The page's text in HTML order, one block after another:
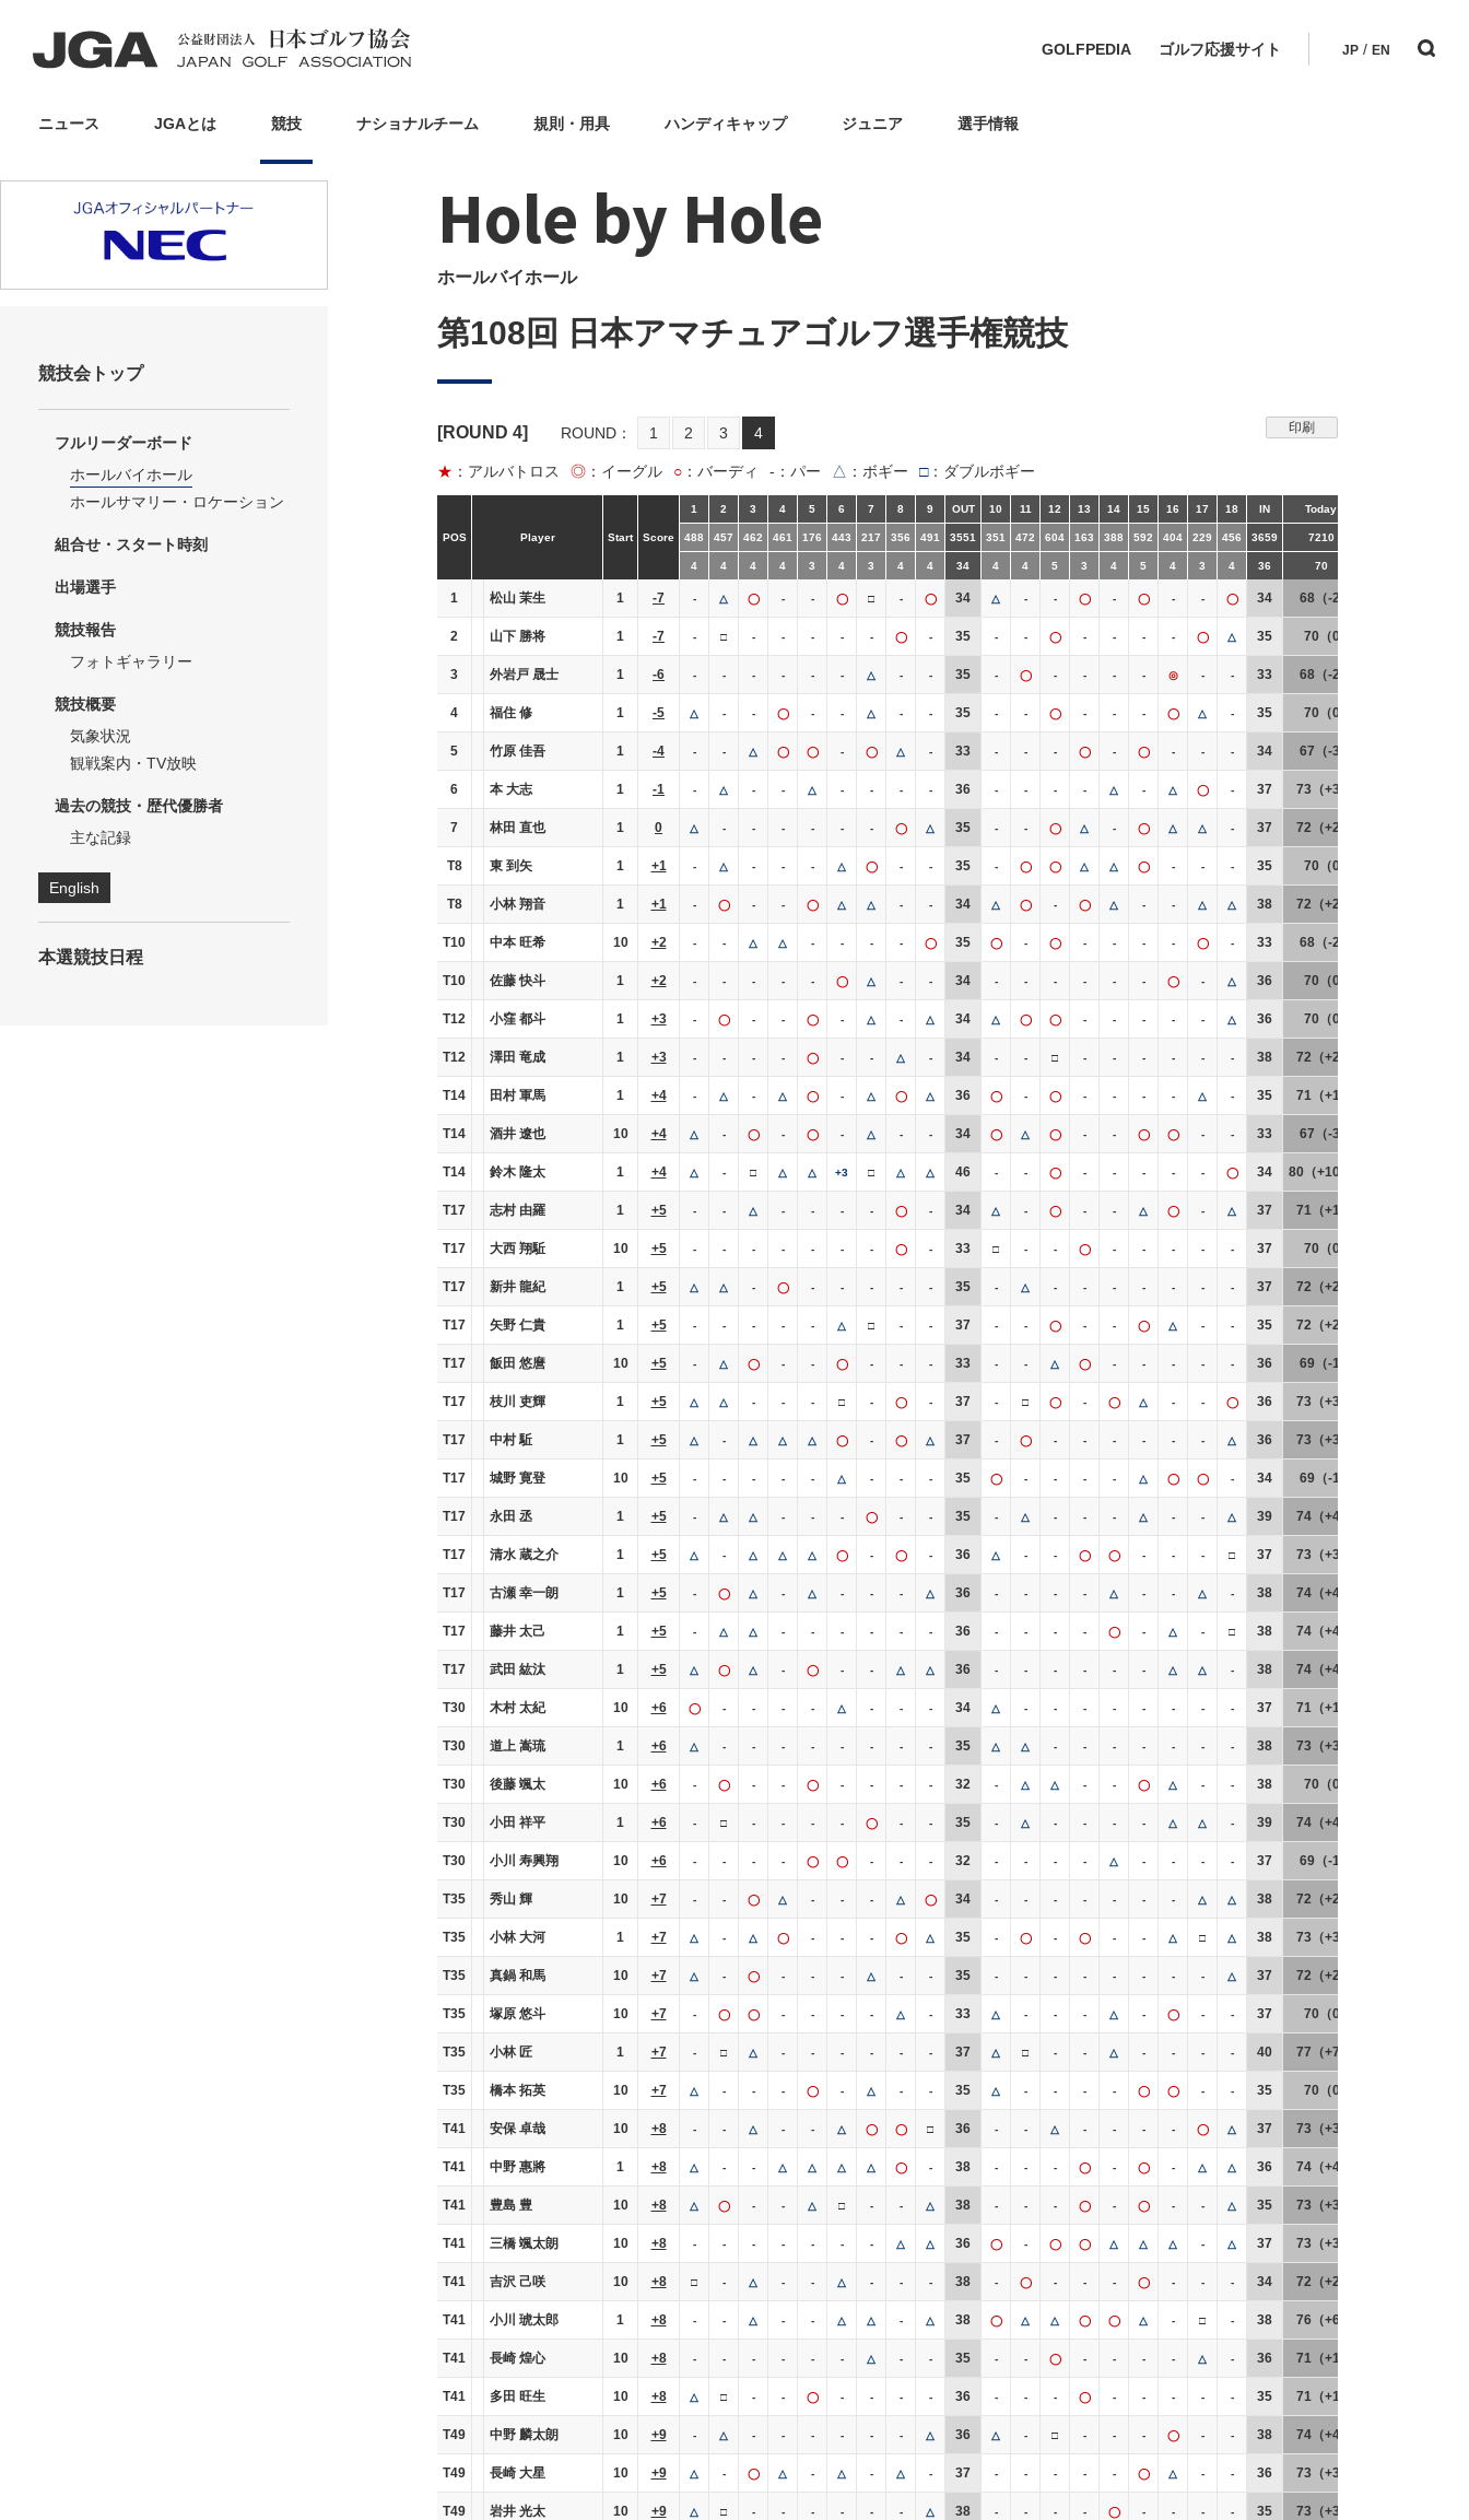
GOLFPEDIA ゴルフ応援サイト JP / EN
ニュース JGAとは 競技 ナショナルチーム 規則・用具 ハンディキャップ ジュニア 選手情報
Hole by Hole
ホールバイホール
第108回 日本アマチュアゴルフ選手権競技
[ROUND 4] ROUND 1 2 3 4 印刷
★ ：アルバトロス ◎ ：イーグル ○ ：バーディ - ：パー △ ：ボギー □：ダブルボギー
POS Player Start Score
1 2 3 4 5 6 7 8 9 OUT 10 11 12 13 14 15 16 17 18 IN Today
488 457 462 461 176 443 217 356 491 3551 351 472 604 163 388 592 404 229 456 3659 7210
4 4 4 4 3 4 3 4 4 34 4 4 5 3 4 5 4 3 4 36 70
1 松山 茉生 1 -7 - △ ◯ - - ◯ □ - ◯ 34 △ - - ◯ - ◯ - - ◯ 34 68（-2）
2 山下 勝将 1 -7 - □ - - - - - ◯ - 35 - - ◯ - - - - ◯ △ 35 70（0）
3 外岩戸 晟士 1 -6 - - - - - - △ - - 35 - ◯ - - - - ◎ - - 33 68（-2）
4 福住 修 1 -5 △ - - ◯ - - △ - - 35 - - ◯ - - - ◯ △ - 35 70（0）
5 竹原 佳吾 1 -4 - - △ ◯ ◯ - ◯ △ - 33 - - - ◯ - ◯ - - - 34 67（-3）
6 本 大志 1 -1 - △ - - △ - - - - 36 - - - - △ - △ ◯ - 37 73（+3）
7 林田 直也 1 0 △ - - - - - - ◯ △ 35 - - ◯ △ - ◯ △ △ - 37 72（+2）
T8 東 到矢 1 +1 - △ - - - △ ◯ - - 35 - ◯ ◯ △ △ ◯ - - - 35 70（0）
T8 小林 翔音 1 +1 - ◯ - - ◯ △ △ - - 34 △ ◯ - ◯ △ - - △ △ 38 72（+2）
T10 中本 旺希 10 +2 - - △ △ - - - - ◯ 35 ◯ - ◯ - - - - ◯ - 33 68（-2）
T10 佐藤 快斗 1 +2 - - - - - ◯ △ - - 34 - - - - - - ◯ - △ 36 70（0）
T12 小窪 都斗 1 +3 - ◯ - - ◯ - △ - △ 34 △ ◯ ◯ - - - - - △ 36 70（0）
T12 澤田 竜成 1 +3 - - - - ◯ - - △ - 34 - - □ - - - - - - 38 72（+2）
T14 田村 軍馬 1 +4 - △ - △ ◯ - △ ◯ △ 36 ◯ - ◯ - - - - △ - 35 71（+1）
T14 酒井 遼也 10 +4 △ - ◯ - ◯ - △ - - 34 ◯ △ ◯ - - ◯ ◯ - - 33 67（-3）
T14 鈴木 隆太 1 +4 △ - □ △ △ +3 □ △ △ 46 - - ◯ - - - - - ◯ 34 80（+10）
T17 志村 由羅 1 +5 - - △ - - - - ◯ - 34 △ - ◯ - - △ ◯ - △ 37 71（+1）
T17 大西 翔駈 10 +5 - - - - - - - ◯ - 33 □ - - ◯ - - - - - 37 70（0）
T17 新井 龍紀 1 +5 △ △ - ◯ - - - - - 35 - △ - - - - - - - 37 72（+2）
T17 矢野 仁貴 1 +5 - - - - - △ □ - - 37 - - ◯ - - ◯ △ - - 35 72（+2）
T17 飯田 悠麿 10 +5 - △ ◯ - - ◯ - - - 33 - - △ ◯ - - - - - 36 69（-1）
T17 枝川 吏輝 1 +5 △ △ - - - □ - ◯ - 37 - □ ◯ - ◯ △ - - ◯ 36 73（+3）
T17 中村 駈 1 +5 △ - △ △ △ ◯ - ◯ △ 37 - ◯ - - - - - - △ 36 73（+3）
T17 城野 寛登 10 +5 - - - - - △ - - - 35 ◯ - - - - △ ◯ ◯ - 34 69（-1）
T17 永田 丞 1 +5 - △ △ - - - ◯ - - 35 - △ - - - △ - - △ 39 74（+4）
T17 清水 蔵之介 1 +5 △ - △ △ △ ◯ - ◯ - 36 △ - - ◯ ◯ - - - □ 37 73（+3）
T17 古瀬 幸一朗 1 +5 - ◯ △ - △ - - - △ 36 - - - - △ - - △ - 38 74（+4）
T17 藤井 太己 1 +5 - △ △ - - - - - - 36 - - - - ◯ - △ - □ 38 74（+4）
T17 武田 紘汰 1 +5 △ ◯ △ - ◯ - - △ △ 36 - - - - - - △ △ - 38 74（+4）
T30 木村 太紀 10 +6 ◯ - - - - △ - - - 34 △ - - - - - - - - 37 71（+1）
T30 道上 嵩琉 1 +6 △ - - - - - - - - 35 △ △ - - - - - - - 38 73（+3）
T30 後藤 颯太 10 +6 - ◯ - - ◯ - - - - 32 - △ △ - - ◯ △ - - 38 70（0）
T30 小田 祥平 1 +6 - □ - - - - ◯ - - 35 - △ - - - - △ △ - 39 74（+4）
T30 小川 寿興翔 10 +6 - - - - ◯ ◯ - - - 32 - - - - △ - - - - 37 69（-1）
T35 秀山 輝 10 +7 - - ◯ △ - - - △ ◯ 34 - - - - - - - △ △ 38 72（+2）
T35 小林 大河 1 +7 △ - △ ◯ - - - ◯ △ 35 - ◯ - ◯ - - △ □ △ 38 73（+3）
T35 真鍋 和馬 10 +7 △ - ◯ - - - △ - - 35 - - - - - - - - △ 37 72（+2）
T35 塚原 悠斗 10 +7 - ◯ ◯ - - - - △ - 33 △ - - - △ - ◯ - - 37 70（0）
T35 小林 匠 1 +7 - □ △ - - - - - - 37 △ □ - - △ - - - - 40 77（+7）
T35 橋本 拓英 10 +7 △ - - - ◯ - △ - - 35 △ - - - - ◯ ◯ - - 35 70（0）
T41 安保 卓哉 10 +8 - - △ - - △ ◯ ◯ □ 36 - - △ - - - - ◯ △ 37 73（+3）
T41 中野 惠將 1 +8 △ - - △ △ △ △ ◯ - 38 - - - ◯ - ◯ - △ △ 36 74（+4）
T41 豊島 豊 10 +8 △ ◯ - - △ □ - - △ 38 - - - ◯ - ◯ - - △ 35 73（+3）
T41 三橋 颯太朗 10 +8 - - - - - - - △ △ 36 ◯ - ◯ ◯ △ △ △ - △ 37 73（+3）
T41 吉沢 己咲 10 +8 □ - △ - - △ - - - 38 - ◯ - - - ◯ - - - 34 72（+2）
T41 小川 琥太郎 1 +8 - - △ - - △ △ - △ 38 ◯ △ △ ◯ ◯ △ - □ - 38 76（+6）
T41 長崎 煌心 10 +8 - - - - - - △ - - 35 - - ◯ - - - - △ - 36 71（+1）
T41 多田 旺生 10 +8 △ □ - - ◯ - - - - 36 - - - ◯ - - - - - 35 71（+1）
T49 中野 麟太朗 10 +9 - △ - - - - - - △ 36 △ - □ - - - ◯ - - 38 74（+4）
T49 長崎 大星 10 +9 △ - ◯ △ - △ - △ - 37 - - - - - ◯ △ - - 36 73（+3）
T49 岩井 光太 10 +9 △ □ - - - - - - △ 38 - - - - ◯ - - - - 35 73（+3）
競技会トップ
フルリーダーボード
ホールバイホール
ホールサマリー・ロケーション
組合せ・スタート時刻
出場選手
競技報告
フォトギャラリー
競技概要
気象状況
観戦案内・TV放映
過去の競技・歴代優勝者
主な記録
English
本選競技日程